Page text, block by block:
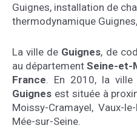
Guignes, installation de
thermodynamique Guignes,
La ville de Guignes, de
au département Seine-et-
France. En 2010, la ville
Guignes est située à
Moissy-Cramayel, Vaux-
Mée-sur-Seine.